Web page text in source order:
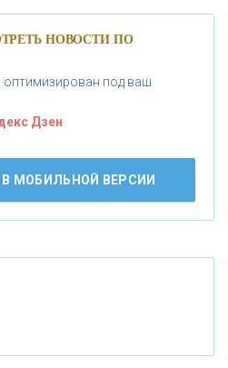
БАНК»
БАНК»
впервые за 19 лет -
НОВОСТИ ПО
под ваш
Дзен
МОБИЛЬНОЙ ВЕРСИИ